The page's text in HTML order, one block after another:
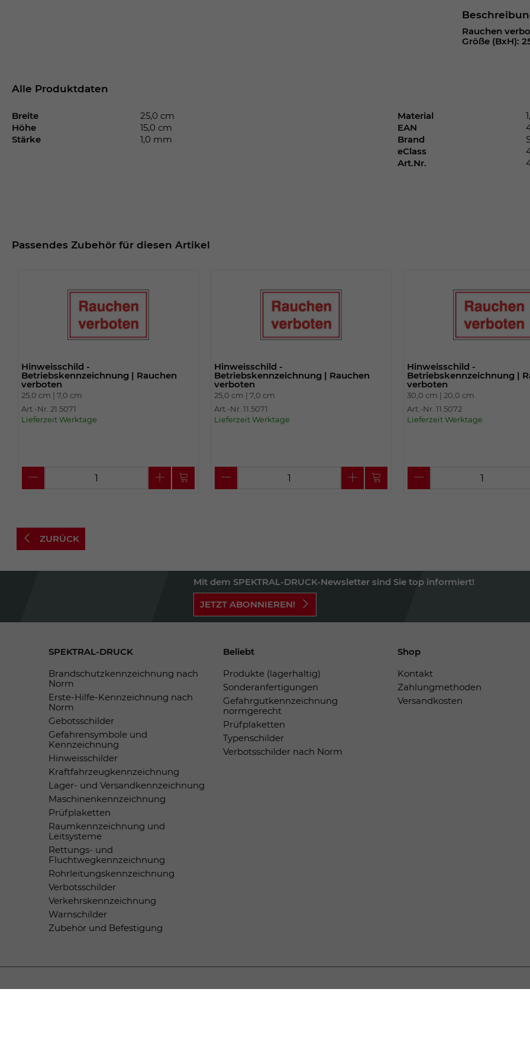
Rauchen
Größe (BxH):
Alle Produktdaten
Breite
25,0 cm
Höhe
15,0 cm
Stärke
1,0 mm
Material
EAN
Brand
eClass
Art.Nr.
Passendes Zubehör für diesen Artikel
Hinweisschild -
Betriebskennzeichnung | Rauchen
verboten
25,0 cm |7,0 cm
Art.-Nr. 21.5071
Lieferzeit Werktage
Hinweisschild -
Betriebskennzeichnung | Rauchen
verboten
25,0 cm |7,0 cm
Art.-Nr. 11.5071
Lieferzeit Werktage
Hinweisschild -
Betriebskennzeichnung |
verboten
30,0 cm | 20,0 cm
Art.-Nr. 11.5072
Lieferzeit Werktage
ZURÜCK
Mit dem SPEKTRAL-DRUCK-Newsletter sind Sie top informiert!
JETZT ABONNIEREN!
SPEKTRAL-DRUCK
Brandschutzkennzeichnung nach
Norm
Erste-Hilfe-Kennzeichnung nach
Norm
Gebotsschilder
Gefahrensymbole und
Kennzeichnung
Hinweisschilder
Kraftfahrzeugkennzeichnung
Lager- und Versandkennzeichnung
Maschinenkennzeichnung
Prüfplaketten
Raumkennzeichnung und
Leitsysteme
Rettungs- und
Fluchtwegkennzeichnung
Rohrleitungskennzeichnung
Verbotsschilder
Verkehrskennzeichnung
Warnschilder
Zubehör und Befestigung
Beliebt
Produkte (lagerhaltig)
Sonderanfertigungen
Gefahrgutkennzeichnung
normgerecht
Prüfplaketten
Typenschilder
Verbotsschilder nach Norm
Shop
Kontakt
Zahlungmethoden
Versandkosten
Cookie-Einstellungen für diese Website zu
Speicherung Ihrer vorgenommen
Einstellungen, falls der Webseiten-
des Login Status.